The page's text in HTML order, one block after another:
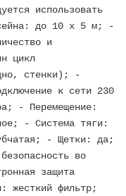
использовать
до 10 x 5 м; -
и
цикл
стенки); -
к сети 230
- Перемещение:
- Система тяги:
- Щетки: да;
во
защита
жесткий фильтр;